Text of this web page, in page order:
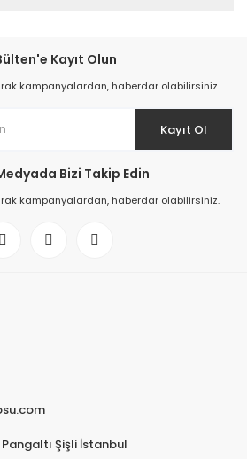
Kayıt Olun
kampanyalardan, haberdar olabilirsiniz.
Kayıt Ol
Bizi Takip Edin
kampanyalardan, haberdar olabilirsiniz.
Şişli İstanbul